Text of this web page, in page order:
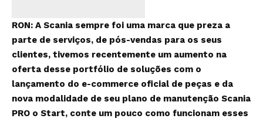
RON: A Scania sempre foi uma marca que preza a
parte de serviços, de pós-vendas para os seus
clientes, tivemos recentemente um aumento na
oferta desse portfólio de soluções com o
lançamento do e-commerce oficial de peças e da
nova modalidade de seu plano de manutenção Scania
PRO o Start, conte um pouco como funcionam esses